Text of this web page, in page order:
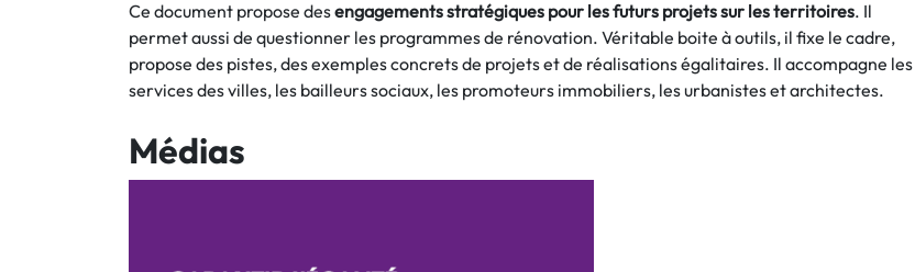
Ce document propose desengagements stratégiques pour les futurs projets sur les territoires. Il
permet aussi de questionner les programmes de rénovation. Véritable boite à outils, il fixe le cadre,
propose des pistes, des exemples concrets de projets et de réalisations égalitaires. Il accompagne les
services des villes, les bailleurs sociaux, les promoteurs immobiliers, les urbanistes et architectes.
Médias